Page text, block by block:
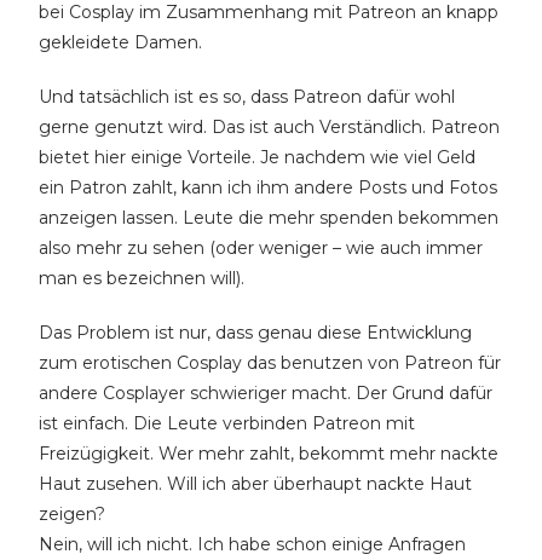
bei Cosplay im Zusammenhang mit Patreon an knapp
gekleidete Damen.
Und tatsächlich ist es so, dass Patreon dafür wohl
gerne genutzt wird. Das ist auch Verständlich. Patreon
bietet hier einige Vorteile. Je nachdem wie viel Geld
ein Patron zahlt, kann ich ihm andere Posts und Fotos
anzeigen lassen. Leute die mehr spenden bekommen
also mehr zu sehen (oder weniger – wie auch immer
man es bezeichnen will).
Das Problem ist nur, dass genau diese Entwicklung
zum erotischen Cosplay das benutzen von Patreon für
andere Cosplayer schwieriger macht. Der Grund dafür
ist einfach. Die Leute verbinden Patreon mit
Freizügigkeit. Wer mehr zahlt, bekommt mehr nackte
Haut zusehen. Will ich aber überhaupt nackte Haut
zeigen?
Nein, will ich nicht. Ich habe schon einige Anfragen